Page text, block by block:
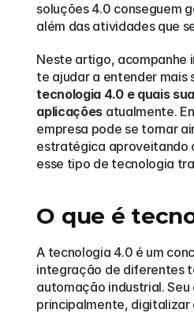
soluções 4.0 conseguem
além das atividades que
Neste artigo, acompanhe
te ajudar a entender mais
tecnologia 4.0 e quais
aplicações atualmente.
empresa pode se tornar
estratégica aproveitando
esse tipo de tecnologia
O que é
A tecnologia 4.0 é um
integração de diferentes
automação industrial.
principalmente, digitalizar